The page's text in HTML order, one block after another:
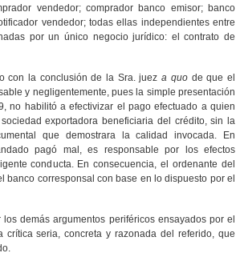
vendedor; comprador banco emisor; banco
vendedor; todas ellas independientes entre
por un único negocio jurídico: el contrato de
con la conclusión de la Sra. jueza quo de que el
y negligentemente, pues la simple presentación
no habilitó a efectivizar el pago efectuado a quien
exportadora beneficiaria del crédito, sin la
que demostrara la calidad invocada. En
pagó mal, es responsable por los efectos
conducta. En consecuencia, el ordenante del
banco corresponsal con base en lo dispuesto por el
demás argumentos periféricos ensayados por el
crítica seria, concreta y razonada del referido, que